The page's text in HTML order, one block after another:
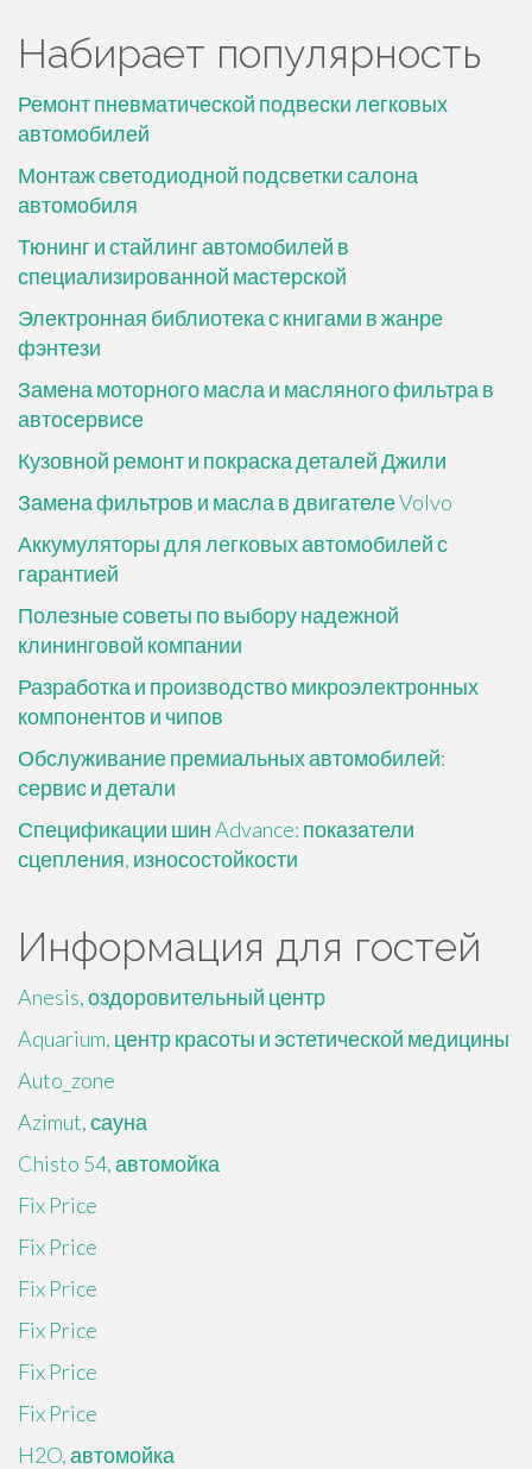
Набирает популярность
Ремонт пневматической подвески легковых
автомобилей
Монтаж светодиодной подсветки салона
автомобиля
Тюнинг и стайлинг автомобилей в
специализированной мастерской
Электронная библиотека с книгами в жанре
фэнтези
Замена моторного масла и масляного фильтра в
автосервисе
Кузовной ремонт и покраска деталей Джили
Замена фильтров и масла в двигателе Volvo
Аккумуляторы для легковых автомобилей с
гарантией
Полезные советы по выбору надежной
клининговой компании
Разработка и производство микроэлектронных
компонентов и чипов
Обслуживание премиальных автомобилей:
сервис и детали
Спецификации шин Advance: показатели
сцепления, износостойкости
Информация для гостей
Anesis, оздоровительный центр
Aquarium, центр красоты и эстетической медицины
Auto_zone
Azimut, сауна
Chisto 54, автомойка
Fix Price
Fix Price
Fix Price
Fix Price
Fix Price
Fix Price
H2O, автомойка